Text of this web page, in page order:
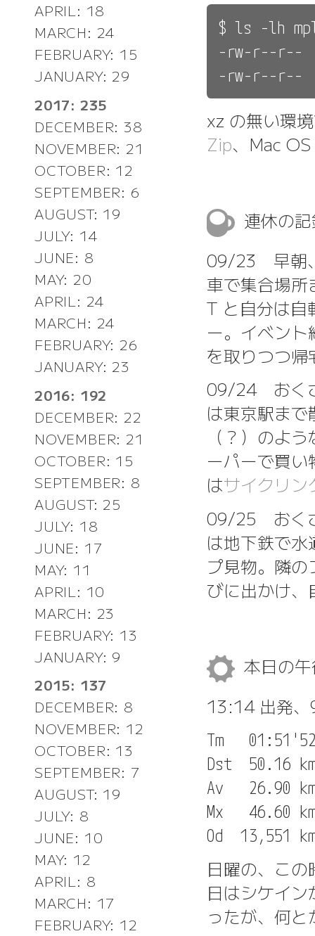
APRIL: 18
MARCH: 24
FEBRUARY: 15
JANUARY: 29
2017: 235
DECEMBER: 38
NOVEMBER: 21
OCTOBER: 12
SEPTEMBER: 6
AUGUST: 19
JULY: 14
JUNE: 8
MAY: 20
APRIL: 24
MARCH: 24
FEBRUARY: 26
JANUARY: 23
2016: 192
DECEMBER: 22
NOVEMBER: 21
OCTOBER: 15
SEPTEMBER: 8
AUGUST: 25
JULY: 18
JUNE: 17
MAY: 11
APRIL: 10
MARCH: 23
FEBRUARY: 13
JANUARY: 9
2015: 137
DECEMBER: 8
NOVEMBER: 12
OCTOBER: 13
SEPTEMBER: 7
AUGUST: 19
JULY: 8
JUNE: 10
MAY: 12
APRIL: 8
MARCH: 17
FEBRUARY: 12
$ ls -lh
-rw-r--r--
xz の無い環
Zip、Mac
連休の
09/23 早朝
車で集合場
T と自分は自
ー。イベン
を取りつつ
09/24 おく
は東京駅ま
（？）のよ
ーパーで買
はサイクリン
09/25 おく
は地下鉄で
プ見物。隣
びに出かけ、
本日の
13:14 出発
Tm
Dst  50.16
Av   26.90
Mx   46.60
日曜の、こ
日はシケイ
ったが、何